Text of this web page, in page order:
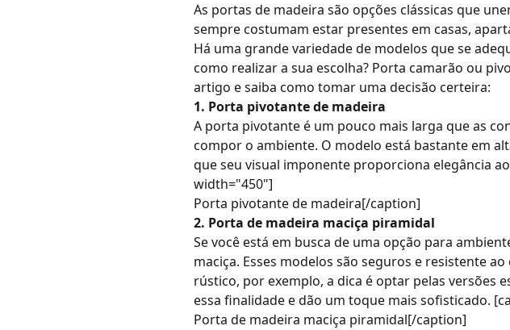
As portas de madeira são opções clássicas que
sempre costumam estar presentes em casas,
Há uma grande variedade de modelos que se
como realizar a sua escolha? Porta camarão ou
artigo e saiba como tomar uma decisão certeira:
1. Porta pivotante de madeira
A porta pivotanteé um pouco mais larga que as
compor o ambiente. O modelo está bastante em
que seu visual imponente proporciona elegância
width="450"]
Porta pivotante de madeira[/caption]
2. Porta de madeira maciça piramidal
Se você está em busca de uma opção para
maciça. Esses modelos são seguros e resistente
rústico, por exemplo, a dica é optar pelas versões
essa finalidade e dão um toque mais sofisticado.
Porta de madeira maciça piramidal[/caption]